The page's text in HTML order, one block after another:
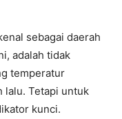
sebagai daerah
adalah tidak
temperatur
lalu. Tetapi untuk
kunci.